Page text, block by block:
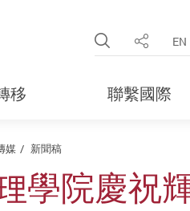
Open Site
分享 EN
移 聯繫國際
媒 新聞稿
學院慶祝